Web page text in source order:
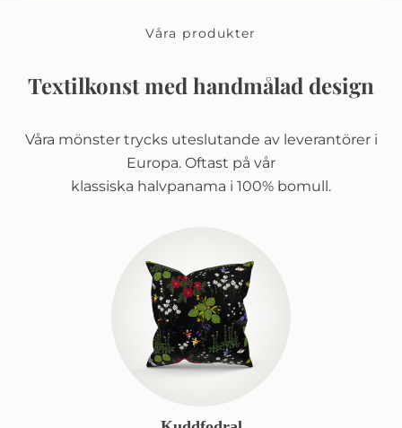
Våra produkter
Textilkonst med handmålad design
Våra mönster trycks uteslutande av leverantörer i
Europa. Oftast på vår
klassiska halvpanama i 100% bomull.